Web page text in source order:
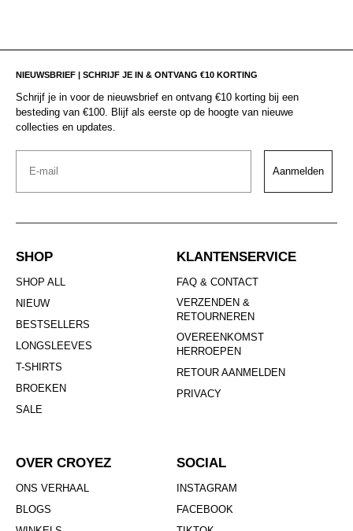
NIEUWSBRIEF | SCHRIJF JE IN & ONTVANG €10 KORTING
Schrijf je in voor de nieuwsbrief en ontvang €10 korting bij een
besteding van €100. Blijf als eerste op de hoogte van nieuwe
collecties en updates.
Email
Aanmelden
SHOP
SHOP ALL
NIEUW
BESTSELLERS
LONGSLEEVES
T-SHIRTS
BROEKEN
SALE
KLANTENSERVICE
FAQ & CONTACT
VERZENDEN &
RETOURNEREN
OVEREENKOMST
HERROEPEN
RETOUR AANMELDEN
PRIVACY
OVER CROYEZ
ONS VERHAAL
BLOGS
SOCIAL
INSTAGRAM
FACEBOOK